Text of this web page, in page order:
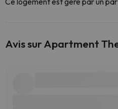
Avis sur Apartment